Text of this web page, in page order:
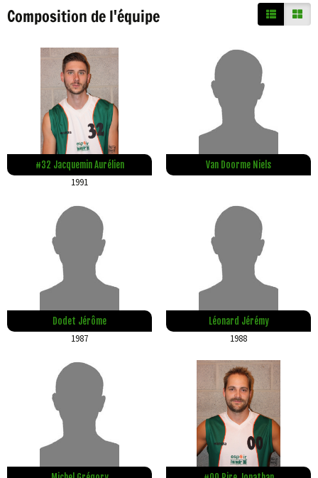
Composition de l'équipe
#32 Jacquemin Aurélien
1991
Van Doorme Niels
Dodet Jérôme
1987
Léonard Jérémy
1988